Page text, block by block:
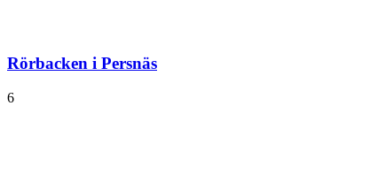
Rörbacken i Persnäs
6